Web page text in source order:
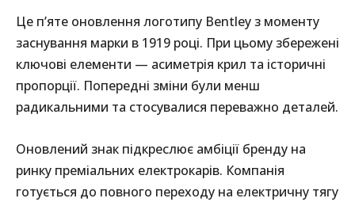
Це п’яте оновлення логотипу Bentley з моменту
заснування марки в 1919 році. При цьому збережені
ключові елементи — асиметрія крил та історичні
пропорції. Попередні зміни були менш
радикальними та стосувалися переважно деталей.
Оновлений знак підкреслює амбіції бренду на
ринку преміальних електрокарів. Компанія
готується до повного переходу на електричну тягу